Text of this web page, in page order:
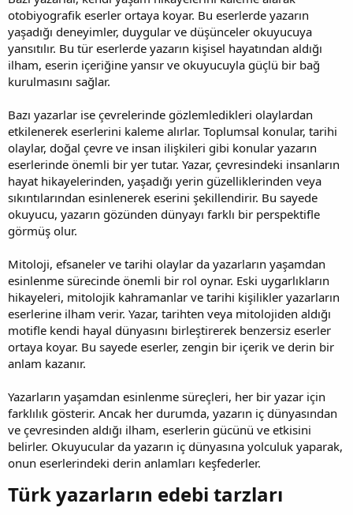
otobiyografik eserler ortaya koyar. Bu eserlerde yazarın
yaşadığı deneyimler, duygular ve düşünceler okuyucuya
yansıtılır. Bu tür eserlerde yazarın kişisel hayatından aldığı
ilham, eserin içeriğine yansır ve okuyucuyla güçlü bir bağ
kurulmasını sağlar.
Bazı yazarlar ise çevrelerinde gözlemledikleri olaylardan
etkilenerek eserlerini kaleme alırlar. Toplumsal konular, tarihi
olaylar, doğal çevre ve insan ilişkileri gibi konular yazarın
eserlerinde önemli bir yer tutar. Yazar, çevresindeki insanların
hayat hikayelerinden, yaşadığı yerin güzelliklerinden veya
sıkıntılarından esinlenerek eserini şekillendirir. Bu sayede
okuyucu, yazarın gözünden dünyayı farklı bir perspektifle
görmüş olur.
Mitoloji, efsaneler ve tarihi olaylar da yazarların yaşamdan
esinlenme sürecinde önemli bir rol oynar. Eski uygarlıkların
hikayeleri, mitolojik kahramanlar ve tarihi kişilikler yazarların
eserlerine ilham verir. Yazar, tarihten veya mitolojiden aldığı
motifle kendi hayal dünyasını birleştirerek benzersiz eserler
ortaya koyar. Bu sayede eserler, zengin bir içerik ve derin bir
anlam kazanır.
Yazarların yaşamdan esinlenme süreçleri, her bir yazar için
farklılık gösterir. Ancak her durumda, yazarın iç dünyasından
ve çevresinden aldığı ilham, eserlerin gücünü ve etkisini
belirler. Okuyucular da yazarın iç dünyasına yolculuk yaparak,
onun eserlerindeki derin anlamları keşfederler.
Türk yazarların edebi tarzları​